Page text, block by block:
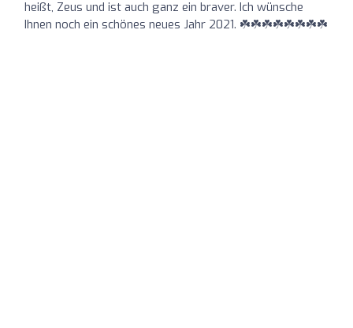
heißt, Zeus und ist auch ganz ein braver. Ich wünsche
Ihnen noch ein schönes neues Jahr 2021. ☘️☘️☘️☘️☘️☘️☘️☘️